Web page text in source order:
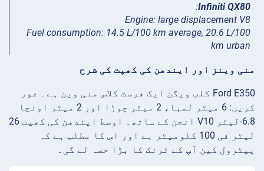
Infiniti QX80
:
Engine: large displacement V8
Fuel consumption: 14.5 L/100 km average, 20.6 L/100
km urban
منی وینز اور ایندھن کی کھپت کی شرح
Ford E350 کلب ویگن ایک فرسٹ کلاس منی وین ہے۔ غور
کریں: 6 میٹر لمبا، 2 میٹر چوڑا اور 2 میٹر اونچا
6.8-لیٹر V10 انجن کے ساتھ۔ اوسط ایندھن کی کھپت 26
لیٹر فی 100 کلومیٹر ہے اور اس کا مطلب ہے کہ
پیٹرول کین آپ کے ٹرنک کا بڑا حصہ لے گی۔